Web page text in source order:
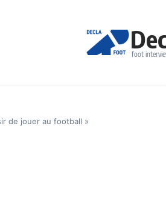
foot
de jouer au football »